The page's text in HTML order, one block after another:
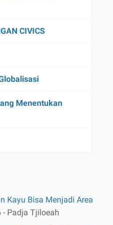
CIVICS
Menentukan
Kayu Bisa Menjadi Area
- Padja Tjiloeah